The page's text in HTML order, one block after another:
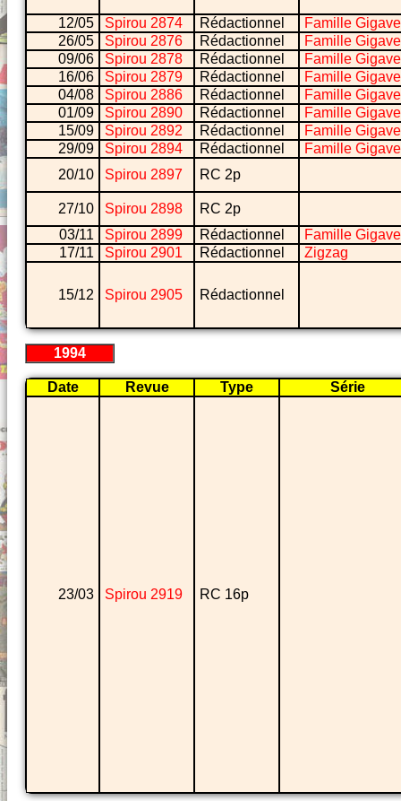
12/05 Spirou 2874 Rédactionnel
Famille
26/05
Spirou 2876 Rédactionnel
Famille
09/06
Spirou 2878 Rédactionnel
Famille
16/06
Spirou 2879 Rédactionnel
Famille
04/08
Spirou 2886 Rédactionnel
Famille
01/09
Spirou 2890 Rédactionnel
Famille
15/09
Spirou 2892 Rédactionnel
Famille
29/09
Spirou 2894 Rédactionnel
Famille
20/10
Spirou 2897 RC 2p
27/10 Spirou 2898
RC 2p
03/11
Spirou 2899 Rédactionnel
Famille
17/11
Spirou 2901 Rédactionnel Zigzag
15/12 Spirou 2905 Rédactionnel
1994
Date Revue Type Série
23/03 Spirou 2919 RC 16p